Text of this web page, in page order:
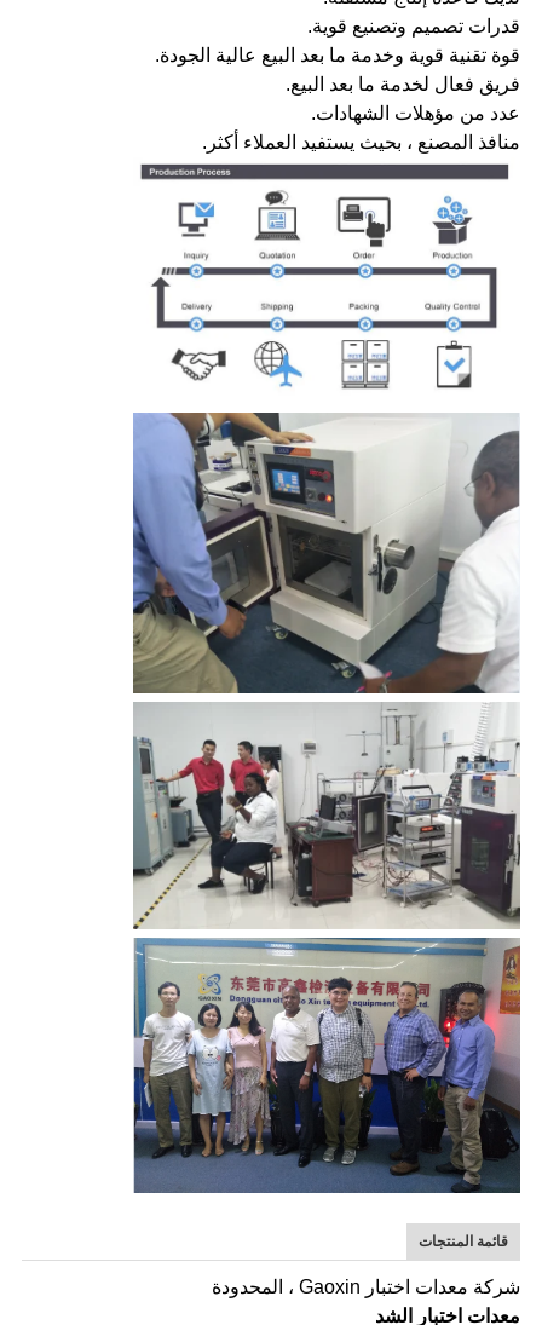
قدرات تصميم وتصنيع قوية.
قوة تقنية قوية وخدمة ما بعد البيع عالية الجودة.
فريق فعال لخدمة ما بعد البيع.
عدد من مؤهلات الشهادات.
منافذ المصنع ، بحيث يستفيد العملاء أكثر.
قائمة المنتجات
شركة معدات اختبار Gaoxin ، المحدودة
معدات اختبار الشد